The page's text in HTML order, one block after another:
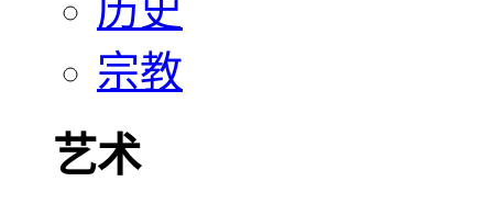
历史
宗教
艺术